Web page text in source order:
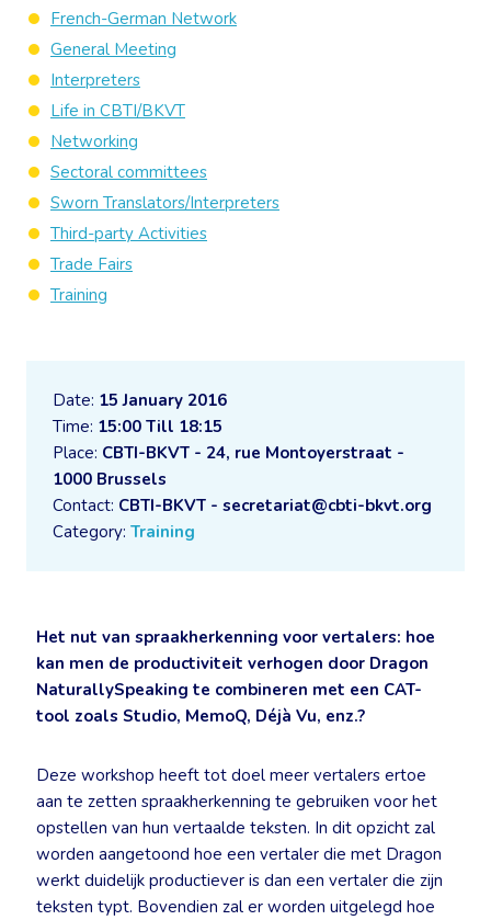
Date: 15 January 2016
Time: 15:00 Till 18:15
Place: CBTI-BKVT - 24, rue Montoyerstraat -
1000 Brussels
Contact: CBTI-BKVT - secretariat@cbti-bkvt.org
Category: Training
Het nut van spraakherkenning voor vertalers: hoe
kan men de productiviteit verhogen door Dragon
NaturallySpeaking te combineren met een CAT-
tool zoals Studio, MemoQ, Déjà Vu, enz.?
Deze workshop heeft tot doel meer vertalers ertoe
aan te zetten spraakherkenning te gebruiken voor het
opstellen van hun vertaalde teksten. In dit opzicht zal
worden aangetoond hoe een vertaler die met Dragon
werkt duidelijk productiever is dan een vertaler die zijn
teksten typt. Bovendien zal er worden uitgelegd hoe
French-German Network
General Meeting
Interpreters
Life in CBTI/BKVT
Networking
Sectoral committees
Sworn Translators/Interpreters
Third-party Activities
Trade Fairs
Training